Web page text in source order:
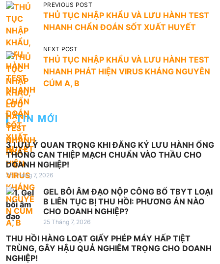
Đ
i
ề
u
h
ư
ớ
n
g
b
à
i
v
i
ế
t
PREVIOUS POST
THỦ TỤC NHẬP KHẨU VÀ LƯU HÀNH TEST
NHANH CHẨN ĐOÁN SỐT XUẤT HUYẾT
NEXT POST
THỦ TỤC NHẬP KHẨU VÀ LƯU HÀNH TEST
NHANH PHÁT HIỆN VIRUS KHÁNG NGUYÊN
CÚM A, B
TIN MỚI
3 LƯU Ý QUAN TRỌNG KHI ĐĂNG KÝ LƯU HÀNH ỐNG
THÔNG CAN THIỆP MẠCH CHUẨN VÀO THẦU CHO
DOANH NGHIỆP!
25 Tháng 7, 2026
GEL BÔI ÂM ĐẠO NỘP CÔNG BỐ TBYT LOẠI
B LIÊN TỤC BỊ THU HỒI: PHƯƠNG ÁN NÀO
CHO DOANH NGHIỆP?
25 Tháng 7, 2026
THU HỒI HÀNG LOẠT GIẤY PHÉP MÁY HẤP TIỆT
TRÙNG, GÂY HẬU QUẢ NGHIÊM TRỌNG CHO DOANH
NGHIỆP!